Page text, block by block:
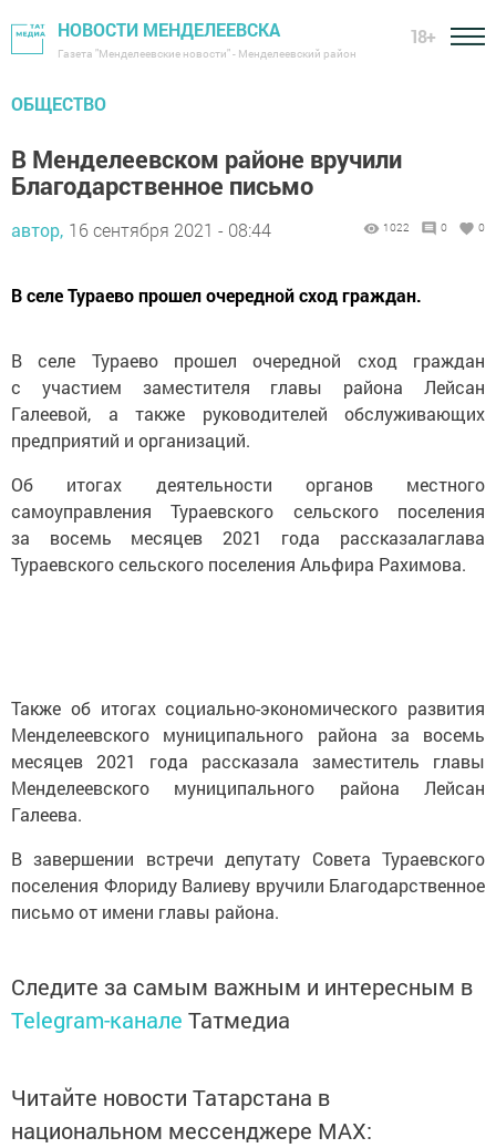
НОВОСТИ МЕНДЕЛЕЕВСКА
Газета "Менделеевские новости" - Менделеевский район
18+
ОБЩЕСТВО
В Менделеевском районе вручили
Благодарственное письмо
автор, 16 сентября 2021 - 08:44 1022 0 0
В селе Тураево прошел очередной сход граждан.
В селе Тураево прошел очередной сход граждан
с участием заместителя главы района Лейсан
Галеевой, а также руководителей обслуживающих
предприятий и организаций.
Об итогах деятельности органов местного
самоуправления Тураевского сельского поселения
за восемь месяцев 2021 года рассказалаглава
Тураевского сельского поселения Альфира Рахимова.
Также об итогах социально-экономического развития
Менделеевского муниципального района за восемь
месяцев 2021 года рассказала заместитель главы
Менделеевского муниципального района Лейсан
Галеева.
В завершении встречи депутату Совета Тураевского
поселения Флориду Валиеву вручили Благодарственное
письмо от имени главы района.
Следите за самым важным и интересным в
Telegram-канале Татмедиа
Читайте новости Татарстана в
национальном мессенджере MАХ: